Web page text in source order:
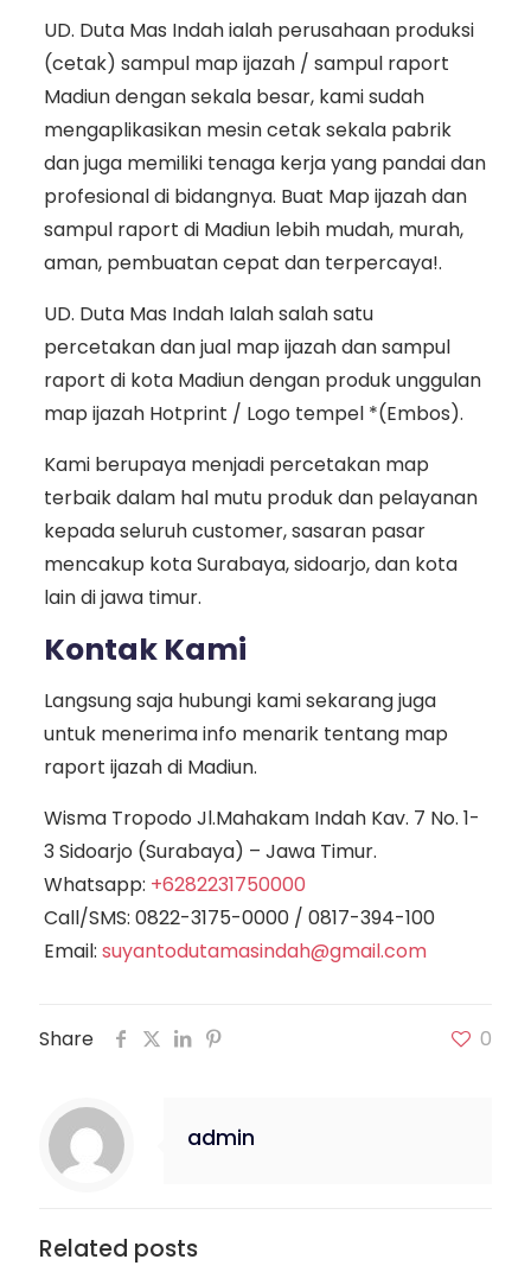
UD. Duta Mas Indah ialah perusahaan produksi
(cetak) sampul map ijazah / sampul raport
Madiun dengan sekala besar, kami sudah
mengaplikasikan mesin cetak sekala pabrik
dan juga memiliki tenaga kerja yang pandai dan
profesional di bidangnya. Buat Map ijazah dan
sampul raport di Madiun lebih mudah, murah,
aman, pembuatan cepat dan terpercaya!.
UD. Duta Mas Indah Ialah salah satu
percetakan dan jual map ijazah dan sampul
raport di kota Madiun dengan produk unggulan
map ijazah Hotprint / Logo tempel *(Embos).
Kami berupaya menjadi percetakan map
terbaik dalam hal mutu produk dan pelayanan
kepada seluruh customer, sasaran pasar
mencakup kota Surabaya, sidoarjo, dan kota
lain di jawa timur.
Kontak Kami
Langsung saja hubungi kami sekarang juga
untuk menerima info menarik tentang map
raport ijazah di Madiun.
Wisma Tropodo Jl.Mahakam Indah Kav. 7 No. 1-
3 Sidoarjo (Surabaya) – Jawa Timur.
Whatsapp: +6282231750000
Call/SMS: 0822-3175-0000/ 0817-394-100
Email: suyantodutamasindah@gmail.com
Share 0
admin
Related posts